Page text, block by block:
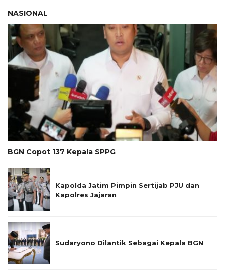
NASIONAL
BGN Copot 137 Kepala SPPG
Kapolda Jatim Pimpin Sertijab PJU dan
Kapolres Jajaran
Sudaryono Dilantik Sebagai Kepala BGN